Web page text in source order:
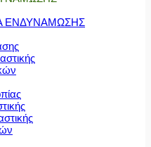
ΕΝΔΥΝΑΜΩΣΗΣ